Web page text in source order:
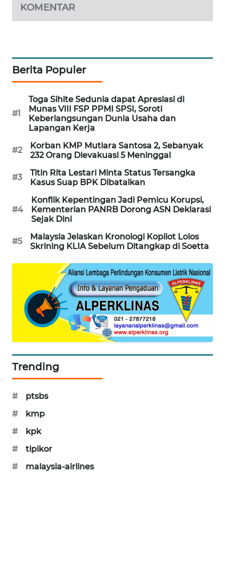
KOMENTAR
Berita Populer
#1
Toga Sihite Sedunia dapat Apresiasi di
Munas VIII FSP PPMI SPSI, Soroti
Keberlangsungan Dunia Usaha dan
Lapangan Kerja
#2
Korban KMP Mutiara Santosa 2, Sebanyak
232 Orang Dievakuasi 5 Meninggal
#3
Titin Rita Lestari Minta Status Tersangka
Kasus Suap BPK Dibatalkan
#4
Konflik Kepentingan Jadi Pemicu Korupsi,
Kementerian PANRB Dorong ASN Deklarasi
Sejak Dini
#5
Malaysia Jelaskan Kronologi Kopilot Lolos
Skrining KLIA Sebelum Ditangkap di Soetta
Trending
#
ptsbs
#
kmp
#
kpk
#
tipikor
#
malaysia-airlines
MKLI
LKKI
KOPEKLIN
PORTAL
FORJASIDA
TAMBANG
NEWS
SIDIKALANG
NEWS
SIBARAGAS
NEWS
METRO
NEWS
MEDAN
NEWS